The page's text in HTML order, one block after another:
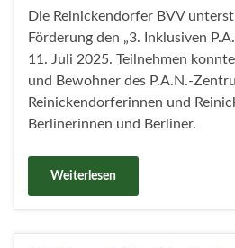
Die Reinickendorfer BVV
Förderung den „3. Inklusiven
11. Juli 2025. Teilnehmen
und Bewohner des P.A.N.-
Reinickendorferinnen und
Berlinerinnen und Berliner.
Weiterlesen